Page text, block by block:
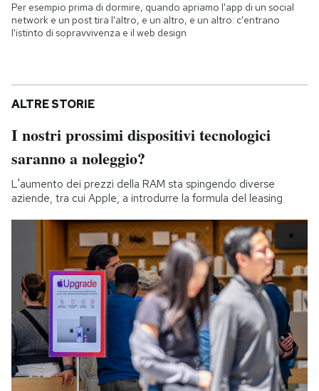
Per esempio prima di dormire, quando apriamo l'app di un social
network e un post tira l'altro, e un altro, e un altro: c'entrano
l'istinto di sopravvivenza e il web design
ALTRE STORIE
I nostri prossimi dispositivi tecnologici
saranno a noleggio?
L'aumento dei prezzi della RAM sta spingendo diverse
aziende, tra cui Apple, a introdurre la formula del leasing